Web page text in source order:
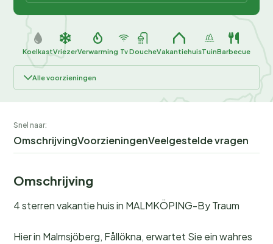
KoelkastVriezerVerwarming TvDoucheVakantiehuisTuinBarbecue
Alle voorzieningen
Snel naar:
OmschrijvingVoorzieningenVeelgestelde vragen
Omschrijving
4 sterren vakantie huis in MALMKÖPING-By Traum
Hier in Malmsjöberg, Fållökna, erwartet Sie ein wahres